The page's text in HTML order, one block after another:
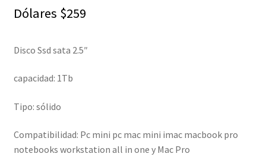
Dólares $259
Disco Ssd sata 2.5″
capacidad: 1Tb
Tipo: sólido
Compatibilidad: Pc mini pc mac mini imac macbook pro
notebooks workstation all in one y Mac Pro